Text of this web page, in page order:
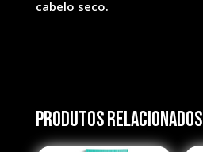
cabelo seco.
Produtos Relacionados